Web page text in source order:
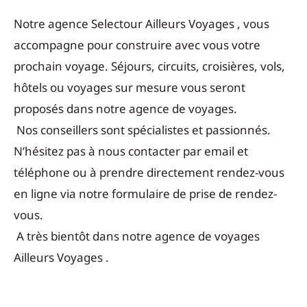
Notre agence Selectour Ailleurs Voyages , vous
accompagne pour construire avec vous votre
prochain voyage. Séjours, circuits, croisières, vols,
hôtels ou voyages sur mesure vous seront
proposés dans notre agence de voyages.
Nos conseillers sont spécialistes et passionnés.
N’hésitez pas à nous contacter par email et
téléphone ou à prendre directement rendez-vous
en ligne via notre formulaire de prise de rendez-
vous.
A très bientôt dans notre agence de voyages
Ailleurs Voyages .